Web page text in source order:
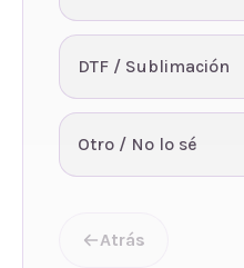
DTF / Sublimación
Otro / No lo sé
Atrás